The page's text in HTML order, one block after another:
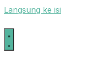
Langsung ke isi